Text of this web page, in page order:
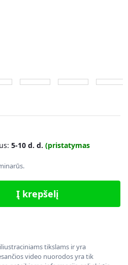
5-10 d. d. (pristatymas
Į krepšelį
tikslams ir yra
video nuorodos yra tik